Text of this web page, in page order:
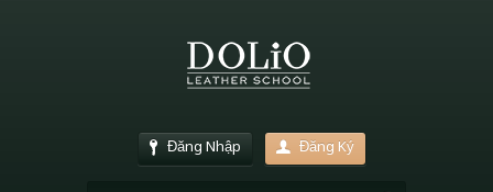
Đăng Nhập Đăng Ký